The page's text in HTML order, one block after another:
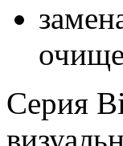
Серия